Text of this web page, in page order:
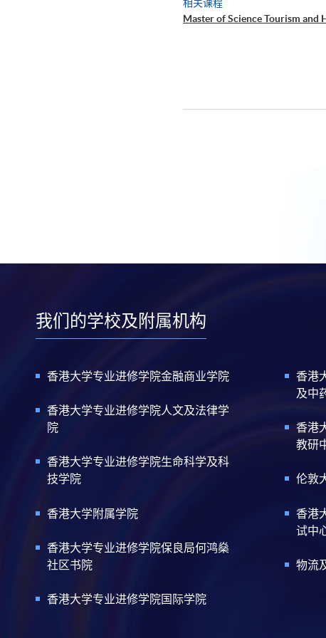
相关课程
Master of Science Tourism and
我们的学校及附属机构
香港大学专业进修学院金融商业学院
香港大学专业进修学院人文及法律学
院
香港大学专业进修学院生命科学及科
技学院
香港大学附属学院
香港大学专业进修学院保良局何鸿燊
社区书院
香港大学专业进修学院国际学院
香港
及中
香港
教研
伦敦
香港
试中
物流